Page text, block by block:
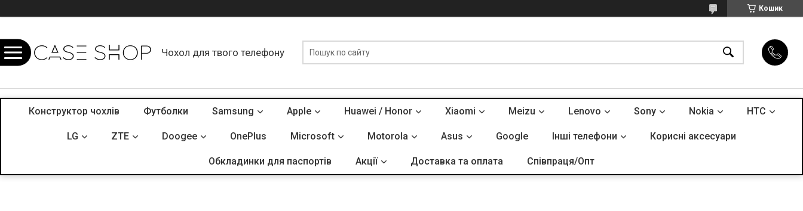
Кошик
Чохол для твого телефону
Конструктор чохлів Футболки Samsung Apple Huawei / Honor Xiaomi Meizu Lenovo Sony Nokia HTC
LG ZTE Doogee OnePlus Microsoft Motorola Asus Google Інші телефони Корисні аксесуари
Обкладинки для паспортів Акції Доставка та оплата Співпраця/Опт